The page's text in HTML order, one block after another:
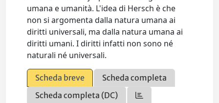
umana e umanità. L'idea di Hersch è che
non si argomenta dalla natura umana ai
diritti universali, ma dalla natura umana ai
diritti umani. I diritti infatti non sono né
naturali né universali.
Scheda breve
Scheda completa
Scheda completa (DC)